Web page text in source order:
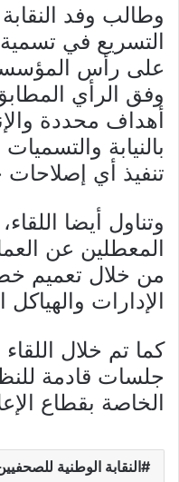
وطالب وفد
التسريع في
على رأس
وفق الرأي
أهداف محددة
بالنيابة
تنفيذ أي إصلاحات
وتناول أيضا
المعطلين عن
من خلال تعميم
الإدارات
كما تم خلال
جلسات قادمة
الخاصة بقطاع
النقابة الوطنية